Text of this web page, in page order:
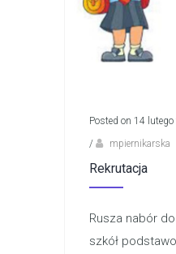
Posted on 14
/
mpiernikarska
Rekrutacja
Rusza nabór
szkół